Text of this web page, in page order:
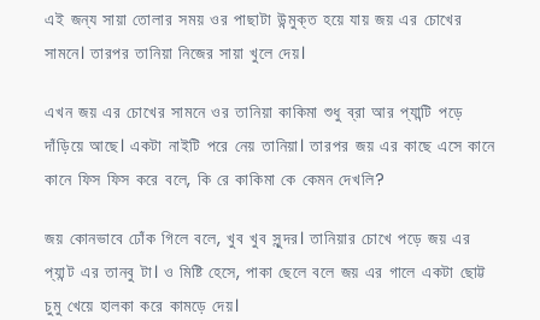
এই জন্য সায়া তোলার সময় ওর পাছাটা উন্মুক্ত হয়ে যায় জয় এর চোখের
সামনে। তারপর তানিয়া নিজের সায়া খুলে দেয়।
এখন জয় এর চোখের সামনে ওর তানিয়া কাকিমা শুধু ব্রা আর প্যান্টি পড়ে
দাঁড়িয়ে আছে। একটা নাইটি পরে নেয় তানিয়া। তারপর জয় এর কাছে এসে কানে
কানে ফিস ফিস করে বলে, কি রে কাকিমা কে কেমন দেখলি?
জয় কোনভাবে ঢোঁক গিলে বলে, খুব খুব সুন্দর। তানিয়ার চোখে পড়ে জয় এর
প্যান্ট এর তানবু টা। ও মিষ্টি হেসে, পাকা ছেলে বলে জয় এর গালে একটা ছোট্ট
চুমু খেয়ে হালকা করে কামড়ে দেয়।